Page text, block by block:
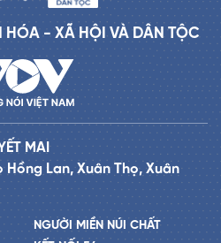
- XÃ HỘI VÀ DÂN TỘC
MAI
Lan, Xuân Thọ, Xuân
NGƯỜI MIỀN NÚI CHẤT